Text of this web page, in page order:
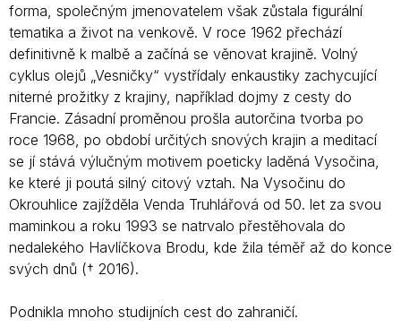
forma, společným jmenovatelem však zůstala figurální
tematika a život na venkově. V roce 1962 přechází
definitivně k malbě a začíná se věnovat krajině. Volný
cyklus olejů „Vesničky“ vystřídaly enkaustiky zachycující
niterné prožitky z krajiny, například dojmy z cesty do
Francie. Zásadní proměnou prošla autorčina tvorba po
roce 1968, po období určitých snových krajin a meditací
se jí stává výlučným motivem poeticky laděná Vysočina,
ke které ji poutá silný citový vztah. Na Vysočinu do
Okrouhlice zajížděla Venda Truhlářová od 50. let za svou
maminkou a roku 1993 se natrvalo přestěhovala do
nedalekého Havlíčkova Brodu, kde žila téměř až do konce
svých dnů († 2016).
Podnikla mnoho studijních cest do zahraničí.